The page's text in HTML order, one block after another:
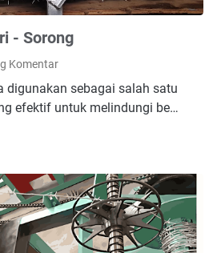
- Sorong
Komentar
digunakan sebagai salah satu
efektif untuk melindungi be…